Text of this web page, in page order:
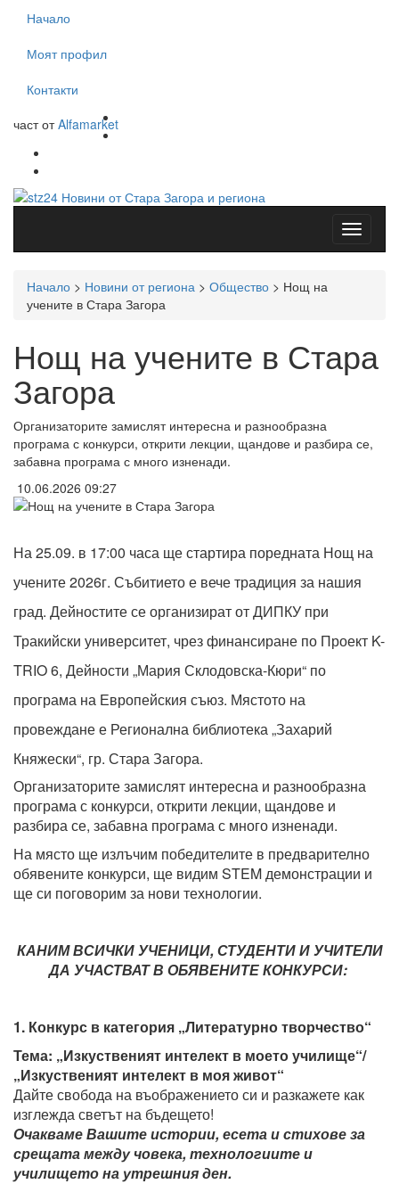
Начало
Моят профил
Контакти
част отAlfamarket
Начало > Новини от региона > Общество > Нощ на
учените в Стара Загора
Нощ на учените в Стара
Загора
Организаторите замислят интересна и разнообразна
програма с конкурси, открити лекции, щандове и разбира се,
забавна програма с много изненади.
10.06.2026 09:27
На 25.09. в 17:00 часа ще стартира поредната Нощ на
учените 2026г. Събитието е вече традиция за нашия
град. Дейностите се организират от ДИПКУ при
Тракийски университет, чрез финансиране по Проект K-
TRIO 6, Дейности „Мария Склодовска-Кюри“ по
програма на Европейския съюз. Мястото на
провеждане е Регионална библиотека „Захарий
Княжески“, гр. Стара Загора.
Организаторите замислят интересна и разнообразна
програма с конкурси, открити лекции, щандове и
разбира се, забавна програма с много изненади.
На място ще излъчим победителите в предварително
обявените конкурси, ще видим STEM демонстрации и
ще си поговорим за нови технологии.
КАНИМ ВСИЧКИ УЧЕНИЦИ, СТУДЕНТИ И УЧИТЕЛИ
ДА УЧАСТВАТ В ОБЯВЕНИТЕ КОНКУРСИ:
1. Конкурс в категория „Литературно творчество“
Тема: „Изкуственият интелект в моето училище“/
„Изкуственият интелект в моя живот“
Дайте свобода на въображението си и разкажете как
изглежда светът на бъдещето!
Очакваме Вашите истории, есета и стихове за
срещата между човека, технологиите и
училището на утрешния ден.